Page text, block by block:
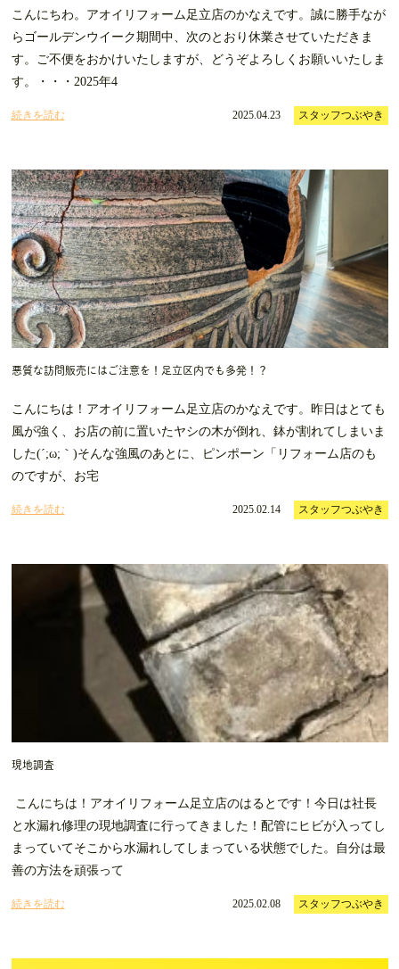
こんにちわ。アオイリフォーム足立店のかなえです。誠に勝手なが
らゴールデンウイーク期間中、次のとおり休業させていただきま
す。ご不便をおかけいたしますが、どうぞよろしくお願いいたしま
す。・・・2025年4
続きを読む 2025.04.23 スタッフつぶやき
悪質な訪問販売にはご注意を！足立区内でも多発！？
こんにちは！アオイリフォーム足立店のかなえです。昨日はとても
風が強く、お店の前に置いたヤシの木が倒れ、鉢が割れてしまいま
した(´;ω;｀)そんな強風のあとに、ピンポーン「リフォーム店のも
のですが、お宅
続きを読む 2025.02.14 スタッフつぶやき
現地調査
こんにちは！アオイリフォーム足立店のはるとです！今日は社長
と水漏れ修理の現地調査に行ってきました！配管にヒビが入ってし
まっていてそこから水漏れしてしまっている状態でした。自分は最
善の方法を頑張って
続きを読む 2025.02.08 スタッフつぶやき